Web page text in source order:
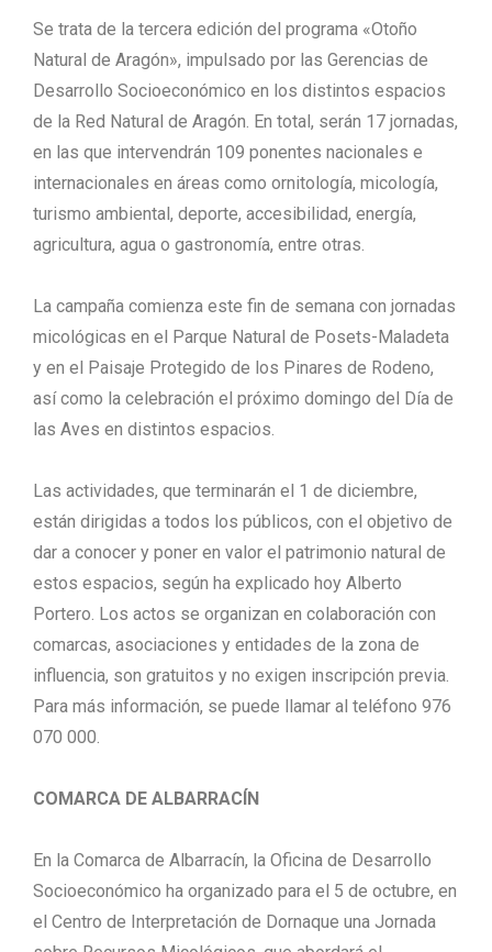
Se trata de la tercera edición del programa «Otoño
Natural de Aragón», impulsado por las Gerencias de
Desarrollo Socioeconómico en los distintos espacios
de la Red Natural de Aragón. En total, serán 17 jornadas,
en las que intervendrán 109 ponentes nacionales e
internacionales en áreas como ornitología, micología,
turismo ambiental, deporte, accesibilidad, energía,
agricultura, agua o gastronomía, entre otras.
La campaña comienza este fin de semana con jornadas
micológicas en el Parque Natural de Posets-Maladeta
y en el Paisaje Protegido de los Pinares de Rodeno,
así como la celebración el próximo domingo del Día de
las Aves en distintos espacios.
Las actividades, que terminarán el 1 de diciembre,
están dirigidas a todos los públicos, con el objetivo de
dar a conocer y poner en valor el patrimonio natural de
estos espacios, según ha explicado hoy Alberto
Portero. Los actos se organizan en colaboración con
comarcas, asociaciones y entidades de la zona de
influencia, son gratuitos y no exigen inscripción previa.
Para más información, se puede llamar al teléfono 976
070 000.
COMARCA DE ALBARRACÍN
En la Comarca de Albarracín, la Oficina de Desarrollo
Socioeconómico ha organizado para el 5 de octubre, en
el Centro de Interpretación de Dornaque una Jornada